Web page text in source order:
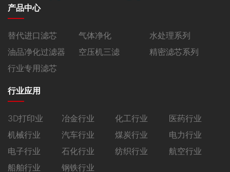
产品中心
替代进口滤芯 气体净化
水处理系列
油品净化过滤器
空压机三滤
精密滤芯系列
行业专用滤芯
行业应用
3D打印业 冶金行业 化工行业
医药行业
机械行业
汽车行业 煤炭行业
电力行业
电子行业
石化行业 纺织行业
航空行业
船舶行业
钢铁行业